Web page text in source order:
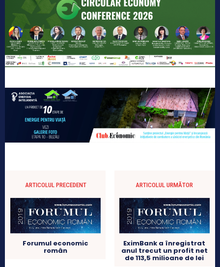
ARTICOLUL PRECEDENT
Forumul economic
român
ARTICOLUL URMĂTOR
EximBank a înregistrat
anul trecut un profit net
de 113,5 milioane de lei